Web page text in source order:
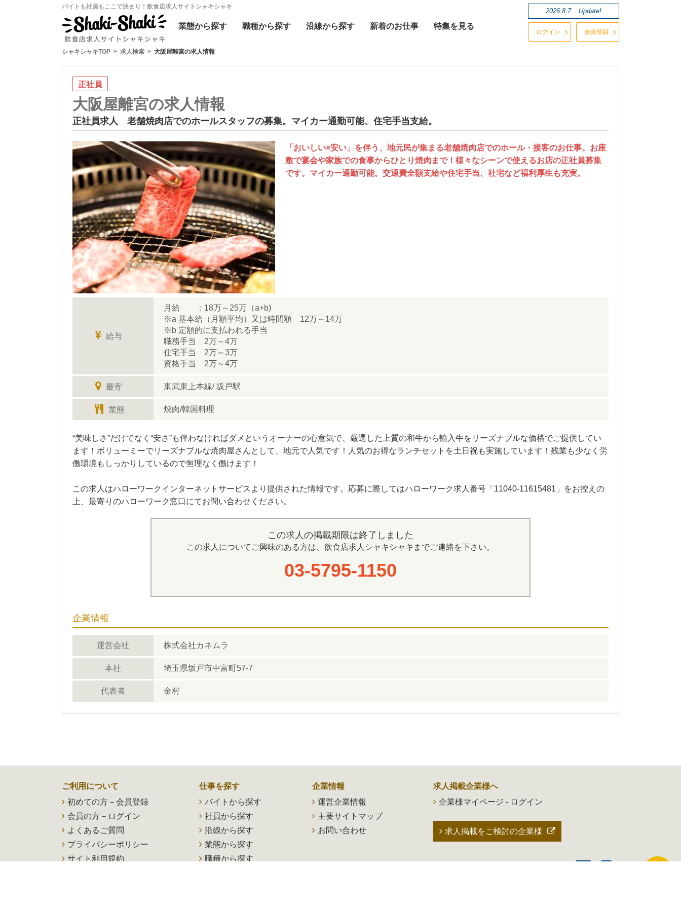
バイトも社員もここで決まり！飲食店求人サイトシャキシャキ
業態から探す 職種から探す 沿線から探す 新着のお仕事 特集を見る
2026.8.7 Update!
ログイン 会員登録
シャキシャキTOP 求人検索 大阪屋離宮の求人情報
正社員
大阪屋離宮の求人情報
正社員求人 老舗焼肉店でのホールスタッフの募集。マイカー通勤可能、住宅手当支給。
「おいしい×安い」を伴う、地元民が集まる老舗焼肉店でのホール・接客のお仕事。お座
敷で宴会や家族での食事からひとり焼肉まで！様々なシーンで使えるお店の正社員募集
です。マイカー通勤可能。交通費全額支給や住宅手当、社宅など福利厚生も充実。
給与
月給 ：18万～25万（a+b)
※a 基本給（月額平均）又は時間額 12万～14万
※b 定額的に支払われる手当
職務手当 2万～4万
住宅手当 2万～3万
資格手当 2万～4万
最寄 東武東上本線/ 坂戸駅
業態 焼肉/韓国料理
“美味しさ”だけでなく“安さ”も伴わなければダメというオーナーの心意気で、厳選した上質の和牛から輸入牛をリーズナブルな価格でご提供してい
ます！ボリューミーでリーズナブルな焼肉屋さんとして、地元で人気です！人気のお得なランチセットを土日祝も実施しています！残業も少なく労
働環境もしっかりしているので無理なく働けます！
この求人はハローワークインターネットサービスより提供された情報です。応募に際してはハローワーク求人番号「11040-11615481」をお控えの
上、最寄りのハローワーク窓口にてお問い合わせください。
この求人の掲載期限は終了しました
この求人についてご興味のある方は、飲食店求人シャキシャキまでご連絡を下さい。
03-5795-1150
企業情報
運営会社 株式会社カネムラ
本社 埼玉県坂戸市中富町57-7
代表者 金村
ご利用について
初めての方－会員登録
会員の方－ログイン
よくあるご質問
プライバシーポリシー
サイト利用規約
仕事を探す
バイトから探す
社員から探す
沿線から探す
業態から探す
職種から探す
企業情報
運営企業情報
主要サイトマップ
お問い合わせ
求人掲載企業様へ
企業様マイページ - ログイン
求人掲載をご検討の企業様